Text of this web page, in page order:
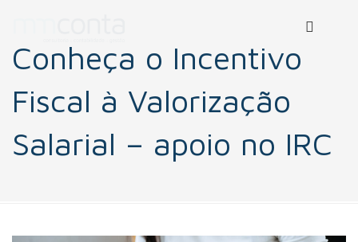
Conheça o Incentivo
Fiscal à Valorização
Salarial – apoio no IRC